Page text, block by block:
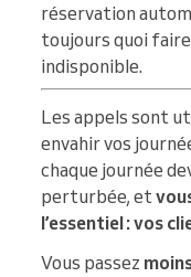
réservation
toujours quoi
indisponible.
Les appels sont
envahir vos
chaque journée
perturbée, et
l’essentiel : vos
Vous passez